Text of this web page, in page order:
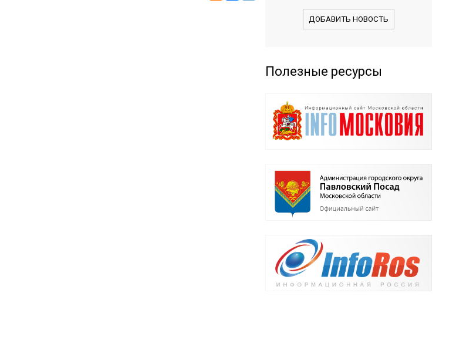
ДОБАВИТЬ НОВОСТЬ
Полезные ресурсы